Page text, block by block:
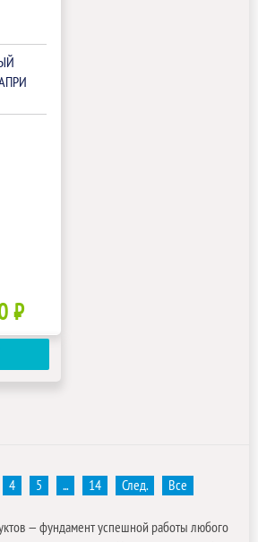
₽
4 5 ... 14 След. Все
— фундамент успешной работы любого